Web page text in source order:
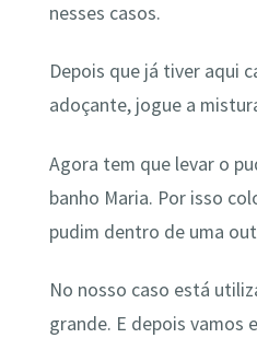
nesses casos.
Depois que já tiver aqui
adoçante, jogue a
Agora tem que levar o
banho Maria. Por isso
pudim dentro de uma
No nosso caso está
grande. E depois vamos